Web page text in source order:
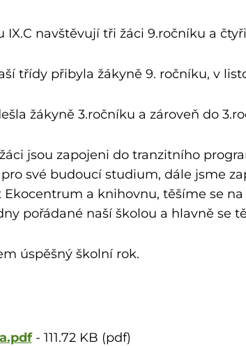
IX.C navštěvují tři žáci 9.ročníku a
třídy přibyla žákyně 9. ročníku, v
žákyně 3.ročníku a zároveň do
jsou zapojeni do tranzitního
své budoucí studium, dále jsme
Ekocentrum a knihovnu, těšíme se
pořádané naší školou a hlavně se
úspěšný školní rok.
- 111.72 KB (pdf)